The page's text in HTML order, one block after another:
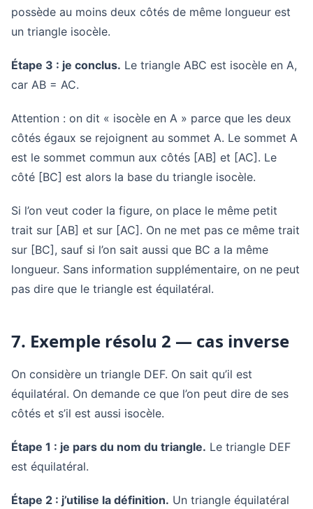
possède au moins deux côtés de même longueur est
un triangle isocèle.
Étape 3 : je conclus. Le triangle ABC est isocèle en A,
car AB = AC.
Attention : on dit « isocèle en A » parce que les deux
côtés égaux se rejoignent au sommet A. Le sommet A
est le sommet commun aux côtés [AB] et [AC]. Le
côté [BC] est alors la base du triangle isocèle.
Si l’on veut coder la figure, on place le même petit
trait sur [AB] et sur [AC]. On ne met pas ce même trait
sur [BC], sauf si l’on sait aussi que BC a la même
longueur. Sans information supplémentaire, on ne peut
pas dire que le triangle est équilatéral.
7. Exemple résolu 2 — cas inverse
On considère un triangle DEF. On sait qu’il est
équilatéral. On demande ce que l’on peut dire de ses
côtés et s’il est aussi isocèle.
Étape 1 : je pars du nom du triangle. Le triangle DEF
est équilatéral.
Étape 2 : j’utilise la définition. Un triangle équilatéral